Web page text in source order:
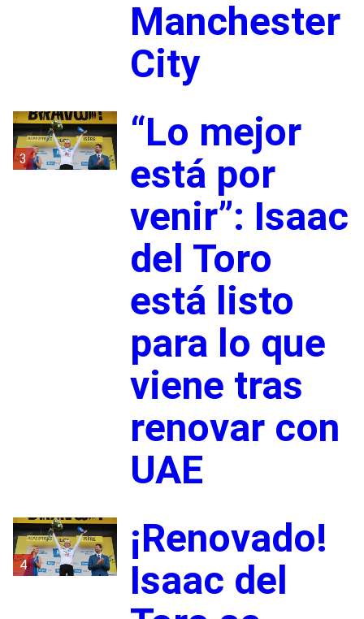
Manchester
City
3
“Lo mejor
está por
venir”: Isaac
del Toro
está listo
para lo que
viene tras
renovar con
UAE
4
¡Renovado!
Isaac del